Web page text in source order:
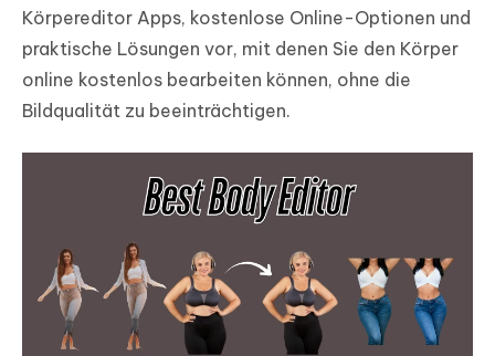
Körpereditor Apps, kostenlose Online-Optionen und
praktische Lösungen vor, mit denen Sie den Körper
online kostenlos bearbeiten können, ohne die
Bildqualität zu beeinträchtigen.